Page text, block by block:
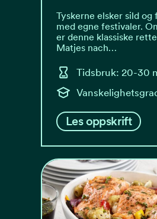
Tyskerne elsker sild og
med egne festivaler.
er denne klassiske
Matjes nach…
Tidsbruk: 20-30
Les oppskrift